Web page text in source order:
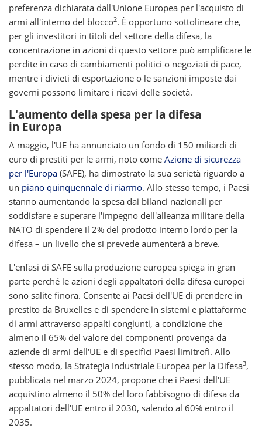
preferenza dichiarata dall'Unione Europea per l'acquisto di
armi all'interno del blocco2. È opportuno sottolineare che,
per gli investitori in titoli del settore della difesa, la
concentrazione in azioni di questo settore può amplificare le
perdite in caso di cambiamenti politici o negoziati di pace,
mentre i divieti di esportazione o le sanzioni imposte dai
governi possono limitare i ricavi delle società.
L'aumento della spesa per la difesa
in Europa
A maggio, l'UE ha annunciato un fondo di 150 miliardi di
euro di prestiti per le armi, noto come Azione di sicurezza
per l'Europa (SAFE), ha dimostrato la sua serietà riguardo a
un piano quinquennale di riarmo. Allo stesso tempo, i Paesi
stanno aumentando la spesa dai bilanci nazionali per
soddisfare e superare l'impegno dell'alleanza militare della
NATO di spendere il 2% del prodotto interno lordo per la
difesa – un livello che si prevede aumenterà a breve.
L'enfasi di SAFE sulla produzione europea spiega in gran
parte perché le azioni degli appaltatori della difesa europei
sono salite finora. Consente ai Paesi dell'UE di prendere in
prestito da Bruxelles e di spendere in sistemi e piattaforme
di armi attraverso appalti congiunti, a condizione che
almeno il 65% del valore dei componenti provenga da
aziende di armi dell'UE e di specifici Paesi limitrofi. Allo
stesso modo, la Strategia Industriale Europea per la Difesa3,
pubblicata nel marzo 2024, propone che i Paesi dell'UE
acquistino almeno il 50% del loro fabbisogno di difesa da
appaltatori dell'UE entro il 2030, salendo al 60% entro il
2035.